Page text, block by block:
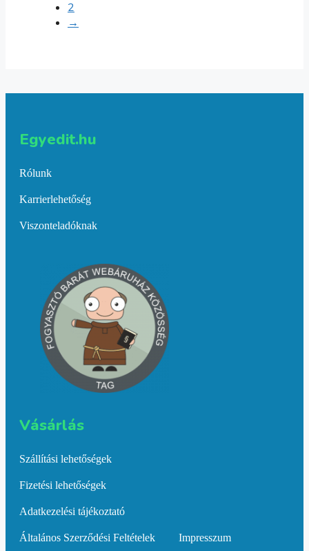
2
→
Egyedit.hu
Rólunk
Karrierlehetőség
Viszonteladóknak
Vásárlás​
Szállítási lehetőségek
Fizetési lehetőségek
Adatkezelési tájékoztató
Általános Szerződési Feltételek Impresszum